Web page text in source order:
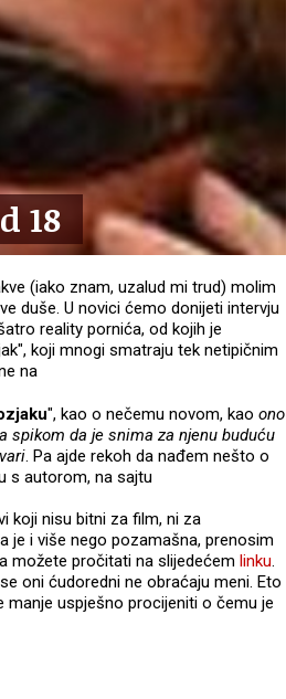
18
(iako znam, uzalud mi trud) molim
duše. U novici ćemo donijeti intervju
reality pornića, od kojih je
koji mnogi smatraju tek netipičnim
na
", kao o nečemu novom, kao ono
spikom da je snima za njenu buduću
. Pa ajde rekoh da nađem nešto o
s autorom, na sajtu
koji nisu bitni za film, ni za
je i više nego pozamašna, prenosim
možete pročitati na slijedećem linku.
oni ćudoredni ne obraćaju meni. Eto
uspješno procijeniti o čemu je